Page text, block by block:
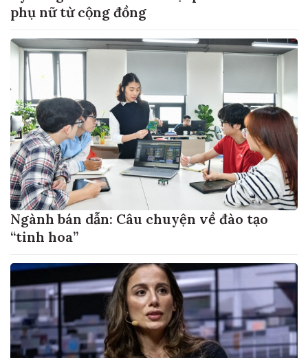
phụ nữ từ cộng đồng
Ngành bán dẫn: Câu chuyện về đào tạo
“tinh hoa”